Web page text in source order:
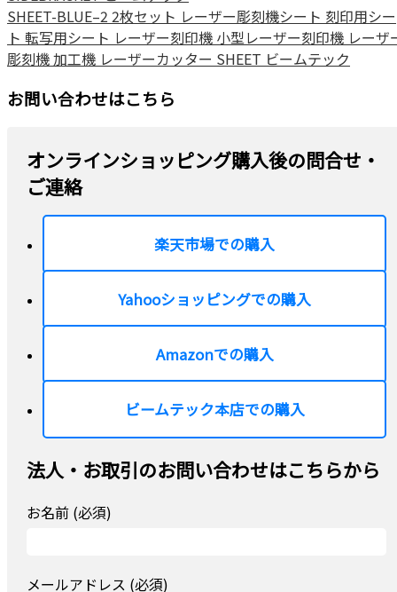
SHEET-BLUE–2 2枚セット レーザー彫刻機シート 刻印用シー
ト 転写用シート レーザー刻印機 小型レーザー刻印機 レーザ
彫刻機 加工機 レーザーカッター SHEET ビームテック
お問い合わせはこちら
オンラインショッピング購入後の問合せ・
ご連絡
楽天市場での購入
Yahooショッピングでの購入
Amazonでの購入
ビームテック本店での購入
法人・お取引のお問い合わせはこちらから
お名前 (必須)
メールアドレス (必須)